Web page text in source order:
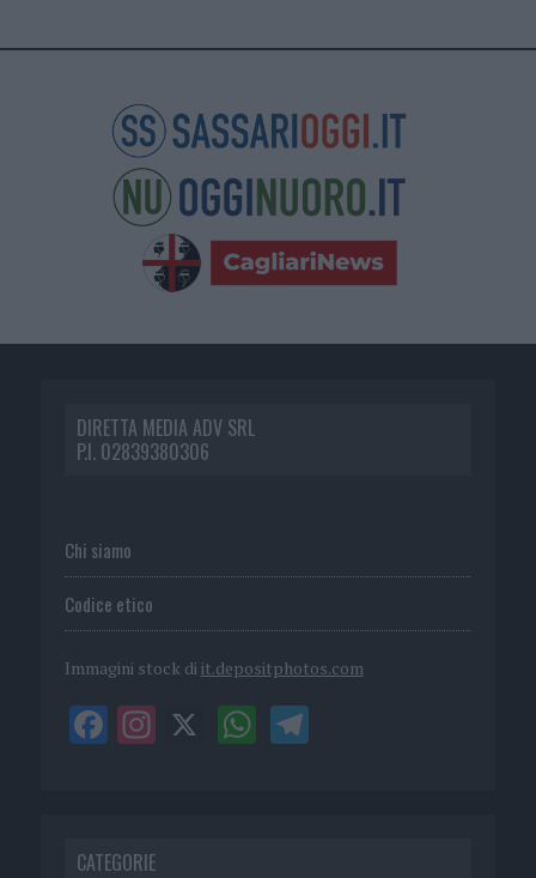
DIRETTA MEDIA ADV SRL
P.I. 02839380306
Chi siamo
Codice etico
Immagini stock di it.depositphotos.com
CATEGORIE